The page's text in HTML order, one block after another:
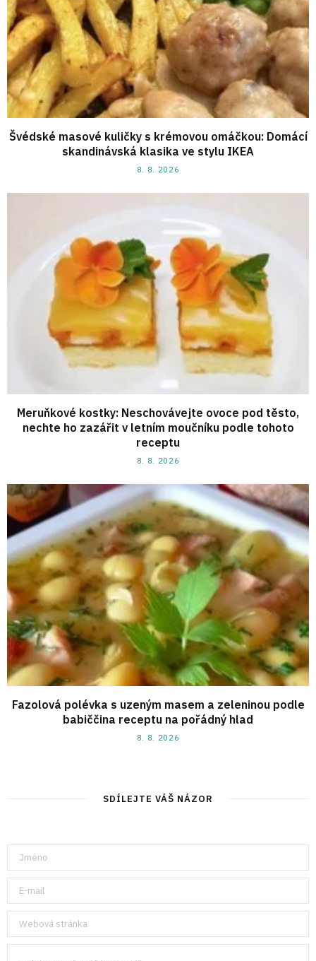
Švédské masové kuličky s krémovou omáčkou: Domácí
skandinávská klasika ve stylu IKEA
8. 8. 2026
Meruňkové kostky: Neschovávejte ovoce pod těsto,
nechte ho zazářit v letním moučníku podle tohoto
receptu
8. 8. 2026
Fazolová polévka s uzeným masem a zeleninou podle
babiččina receptu na pořádný hlad
8. 8. 2026
SDÍLEJTE VÁŠ NÁZOR